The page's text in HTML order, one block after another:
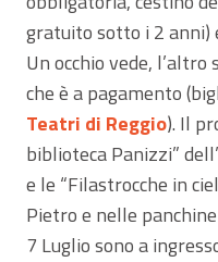
gratuito sotto i 2 anni)
Un occhio vede,
che è a pagamento
Teatri di Reggio). Il
biblioteca Panizzi”
e le “Filastrocche in
Pietro e nelle
7 Luglio sono a